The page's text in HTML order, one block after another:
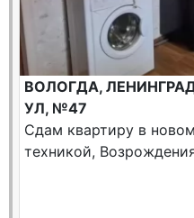
ВОЛОГДА,
УЛ, №47
Сдам квартиру в
техникой,